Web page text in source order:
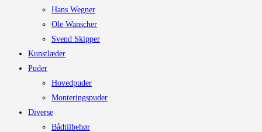
Hans Wegner
Ole Wanscher
Svend Skipper
Kunstlæder
Puder
Hovedpuder
Monteringspuder
Diverse
Bådtilbehør